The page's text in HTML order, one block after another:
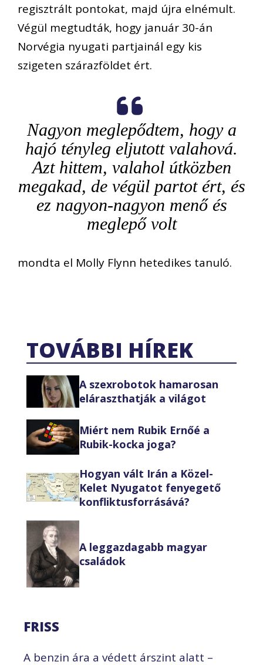
regisztrált pontokat, majd újra elnémult.
Végül megtudták, hogy január 30-án
Norvégia nyugati partjainál egy kis
szigeten szárazföldet ért.
Nagyon meglepődtem, hogy a
hajó tényleg eljutott valahová.
Azt hittem, valahol útközben
megakad, de végül partot ért, és
ez nagyon-nagyon menő és
meglepő volt
mondta el Molly Flynn hetedikes tanuló.
TOVÁBBI HÍREK
A szexrobotok hamarosan
eláraszthatják a világot
Miért nem Rubik Ernőé a
Rubik-kocka joga?
Hogyan vált Irán a Közel-
Kelet Nyugatot fenyegető
konfliktusforrásává?
A leggazdagabb magyar
családok
FRISS
A benzin ára a védett árszint alatt –